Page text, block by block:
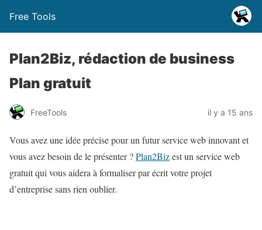
Free Tools
Plan2Biz, rédaction de business
Plan gratuit
FreeTools il y a 15 ans
Vous avez une idée précise pour un futur service web innovant et
vous avez besoin de le présenter ?Plan2Bizest un service web
gratuit qui vous aidera à formaliser par écrit votre projet
d’entreprise sans rien oublier.